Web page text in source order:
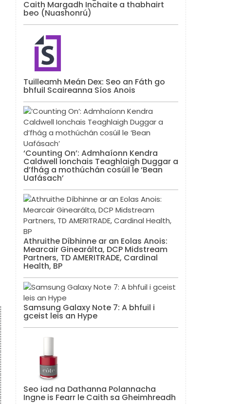
Caith Margadh Inchaite a thabhairt
beo (Nuashonrú)
Tuilleamh Meán Dex: Seo an Fáth go
bhfuil Scaireanna Síos Anois
‘Counting On’: Admhaíonn Kendra
Caldwell Ionchais Teaghlaigh Duggar a
d’fhág a mothúchán cosúil le ‘Bean
Uafásach’
Athruithe Díbhinne ar an Eolas Anois:
Mearcair Ginearálta, DCP Midstream
Partners, TD AMERITRADE, Cardinal
Health, BP
Samsung Galaxy Note 7: A bhfuil i
gceist leis an Hype
Seo iad na Dathanna Polannacha
Ingne is Fearr le Caith sa Gheimhreadh